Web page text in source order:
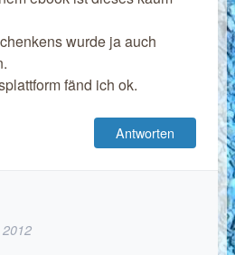
wurde ja auch
fänd ich ok.
Antworten